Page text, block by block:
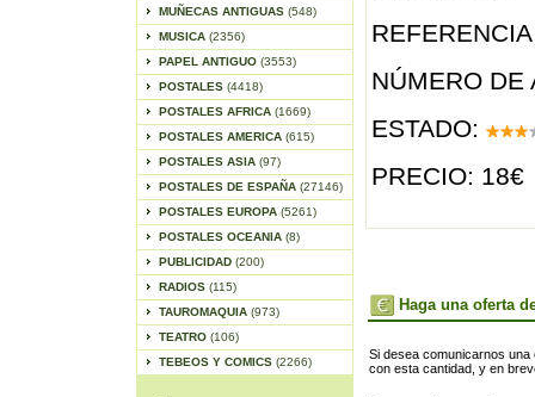
MUÑECAS ANTIGUAS (548)
MUSICA (2356)
PAPEL ANTIGUO (3553)
POSTALES (4418)
POSTALES AFRICA (1669)
POSTALES AMERICA (615)
POSTALES ASIA (97)
POSTALES DE ESPAÑA (27146)
POSTALES EUROPA (5261)
POSTALES OCEANIA (8)
PUBLICIDAD (200)
RADIOS (115)
TAUROMAQUIA (973)
TEATRO (106)
TEBEOS Y COMICS (2266)
NÚMERO DE
ESTADO:
PRECIO: 18€
Haga una oferta
Si desea comunicarnos
con esta cantidad, y en